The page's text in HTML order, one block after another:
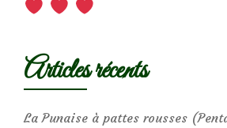
Articles récents
La Punaise à pattes rousses